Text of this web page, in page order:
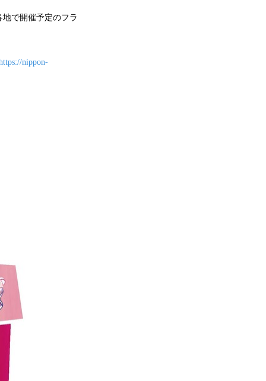
で開催予定のフラ
nippon-